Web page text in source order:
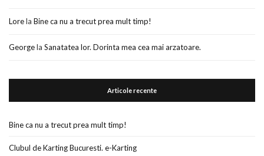
Lorela Bine ca nu a trecut prea mult timp!
Georgela Sanatatea lor. Dorinta mea cea mai arzatoare.
Articole recente
Bine ca nu a trecut prea mult timp!
Clubul de Karting Bucuresti. e-Karting